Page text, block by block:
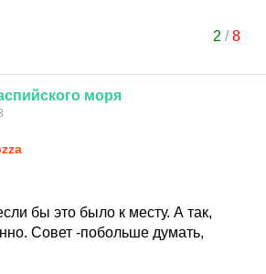
2 /8
моря
бы это было к месту. А так,
Совет -побольше думать,